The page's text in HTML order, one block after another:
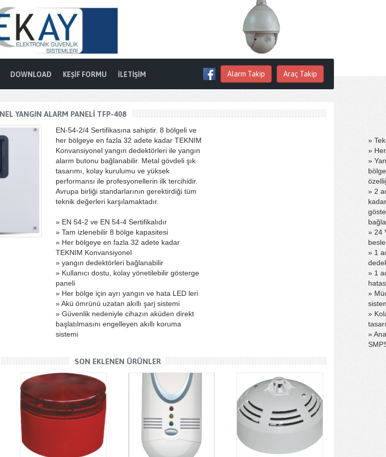
DOWNLOAD KEŞIF FORMU İLETIŞIM Alarm Takip Araç Takip
YANGIN ALARM PANELI TFP-408
EN-54-2/4 Sertifikasına sahiptir. 8 bölgeli ve
her bölgeye en fazla 32 adete kadar TEKNIM
Konvansiyonel yangın dedektörleri ile yangın
alarm butonu bağlanabilir. Metal gövdeli şık
tasarımı, kolay kurulumu ve yüksek
performansı ile profesyonellerin ilk tercihidir.
Avrupa birliği standarlarının gerektirdiği tüm
teknik değerleri karşılamaktadır.
» EN 54-2 ve EN 54-4 Sertifikalıdır
» Tam izlenebilir 8 bölge kapasitesi
» Her bölgeye en fazla 32 adete kadar
TEKNIM Konvansiyonel
» yangın dedektörleri bağlanabilir
» Kullanıcı dostu, kolay yönetilebilir gösterge
paneli
» Her bölge için ayrı yangın ve hata LED leri
» Akü ömrünü uzatan akıllı şarj sistemi
» Güvenlik nedeniyle cihazın aküden direkt
başlatılmasını engelleyen akıllı koruma
sistemi
»
»
»
» 2
» 24
» 1
» 1
»
»
»
SON EKLENEN ÜRÜNLER